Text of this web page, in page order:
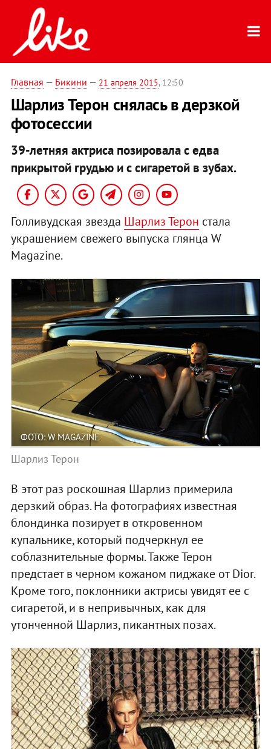
Главная — Бикини — 21 апреля 2015, 12:50
Шарлиз Терон снялась в дерзкой
фотосессии
39-летняя актриса позировала с едва
прикрытой грудью и с сигаретой в зубах.
Голливудская звезда Шарлиз Терон стала
украшением свежего выпуска глянца W
Magazine.
ФОТО: W MAGAZINE
Шарлиз Терон
В этот раз роскошная Шарлиз примерила
дерзкий образ. На фотографиях известная
блондинка позирует в откровенном
купальнике, который подчеркнул ее
соблазнительные формы. Также Терон
предстает в черном кожаном пиджаке от Dior.
Кроме того, поклонники актрисы увидят ее с
сигаретой, и в непривычных, как для
утонченной Шарлиз, пикантных позах.